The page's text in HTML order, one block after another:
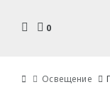
0
Освещение